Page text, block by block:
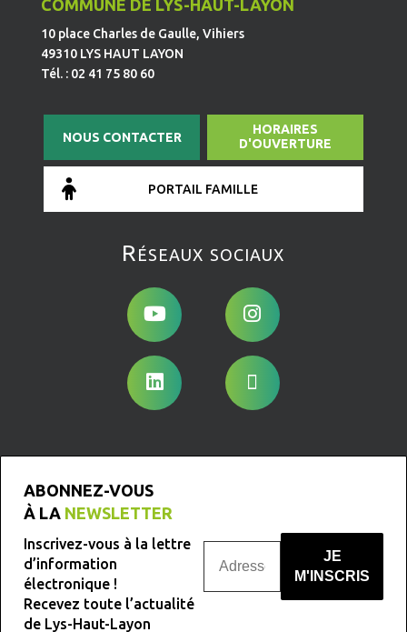
COMMUNE DE LYS-HAUT-LAYON
10 place Charles de Gaulle, Vihiers
49310 LYS HAUT LAYON
Tél. : 02 41 75 80 60
NOUS CONTACTER
HORAIRES
D'OUVERTURE
PORTAIL FAMILLE
Réseaux sociaux
ABONNEZ-VOUS
À LA NEWSLETTER
Inscrivez-vous à la lettre
d’information
électronique !
Recevez toute l’actualité
de Lys-Haut-Layon